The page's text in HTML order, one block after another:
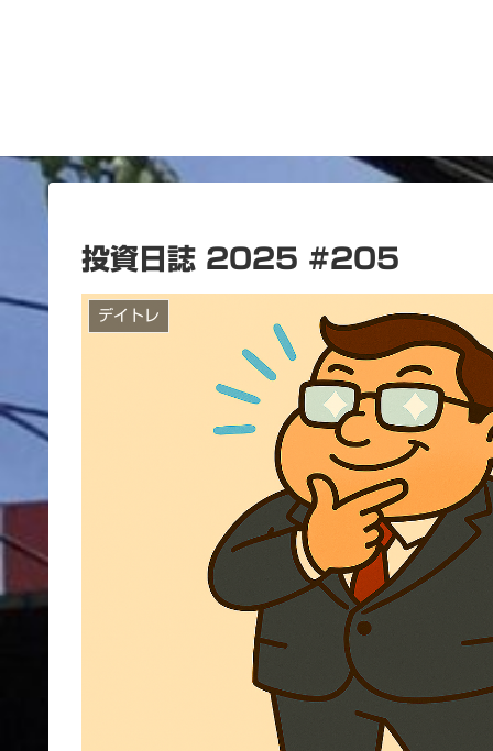
投資日誌 2025 #205
デイトレ